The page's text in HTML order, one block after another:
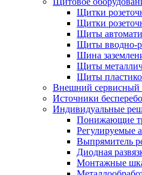
Щитки
Щитки
Щиты
Щиты вводно-
Шина
Щиты
Щиты
Внешний сервисный
Источники
Индивидуальные
Понижающие
Регулируемые
Выпрямитель
Диодная
Монтажные